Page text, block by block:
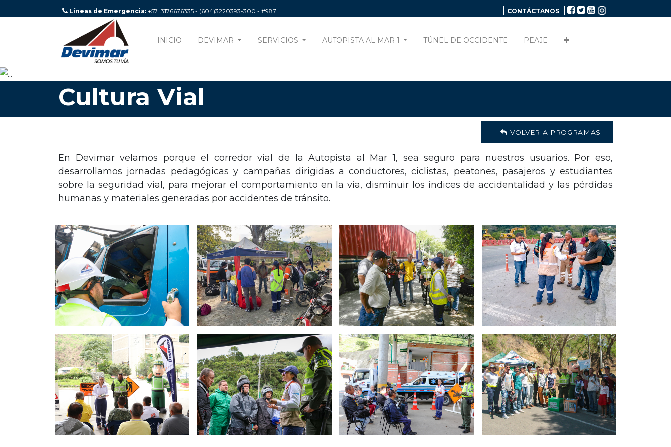
Líneas de Emergencia: +57 3176676335 - (604)3220393-300 - #987 CONTÁCTANOS
INICIO DEVIMAR SERVICIOS AUTOPISTA AL MAR 1 TÚNEL DE OCCIDENTE PEAJE
Cultura Vial
VOLVER A PROGRAMAS
En Devimar velamos porque el corredor vial de la Autopista al Mar 1, sea seguro para nuestros usuarios. Por eso,
desarrollamos jornadas pedagógicas y campañas dirigidas a conductores, ciclistas, peatones, pasajeros y estudiantes
sobre la seguridad vial, para mejorar el comportamiento en la vía, disminuir los índices de accidentalidad y las pérdidas
humanas y materiales generadas por accidentes de tránsito.